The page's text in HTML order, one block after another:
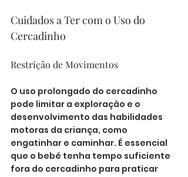
Cuidados a Ter com o Uso do
Cercadinho
Restrição de Movimentos
O uso prolongado do cercadinho
pode limitar a exploração e o
desenvolvimento das habilidades
motoras da criança, como
engatinhar e caminhar. É essencial
que o bebé tenha tempo suficiente
fora do cercadinho para praticar